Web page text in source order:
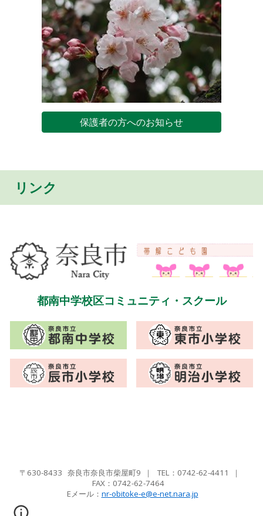
保護者の方へのお知らせ
リンク
都南中学校区コミュニティ・スクール
〒630-8433 奈良市奈良市柴屋町9 ｜ TEL：0742-62-4411
｜
FAX： 0742-62-7464
Eメール： nr-obitoke-e@e-net.nara.jp